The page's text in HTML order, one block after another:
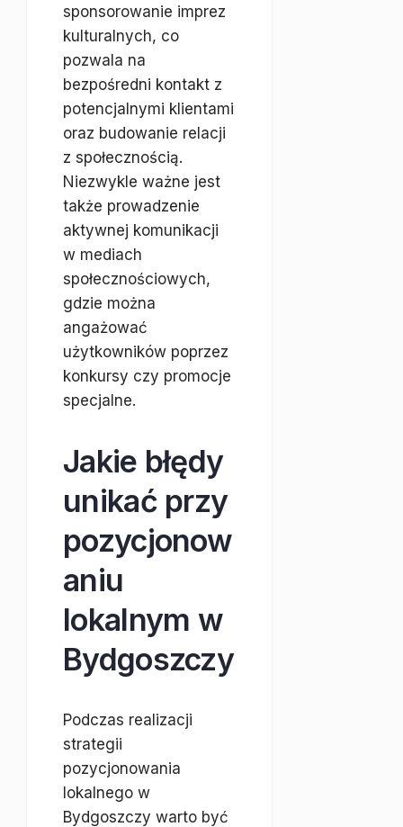
sponsorowanie imprez
kulturalnych, co
pozwala na
bezpośredni kontakt z
potencjalnymi klientami
oraz budowanie relacji
z społecznością.
Niezwykle ważne jest
także prowadzenie
aktywnej komunikacji
w mediach
społecznościowych,
gdzie można
angażować
użytkowników poprzez
konkursy czy promocje
specjalne.
Jakie błędy
unikać przy
pozycjonow
aniu
lokalnym w
Bydgoszczy
Podczas realizacji
strategii
pozycjonowania
lokalnego w
Bydgoszczy warto być